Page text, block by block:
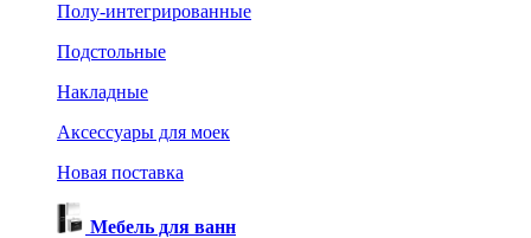
Полу-интегрированные
Подстольные
Накладные
Аксессуары для моек
Новая поставка
Мебель для ванн